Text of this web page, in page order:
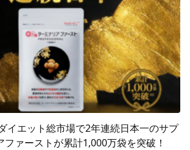
イエット総市場で2年連続日本一のサプ
ファーストが累計1,000万袋を突破！